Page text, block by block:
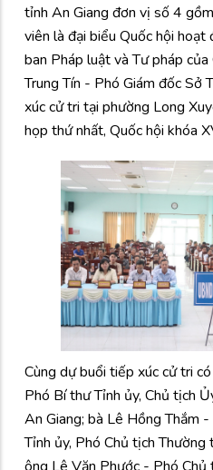
tỉnh An Giang đơn vị số 4
viên là đại biểu Quốc hội
ban Pháp luật và Tư pháp của
Trung Tín - Phó Giám đốc Sở
xúc cử tri tại phường Long
họp thứ nhất, Quốc hội khóa
Cùng dự buổi tiếp xúc cử tri
Phó Bí thư Tỉnh ủy, Chủ tịch
An Giang; bà Lê Hồng Thắm
Tỉnh ủy, Phó Chủ tịch
ông Lê Văn Phước - Phó